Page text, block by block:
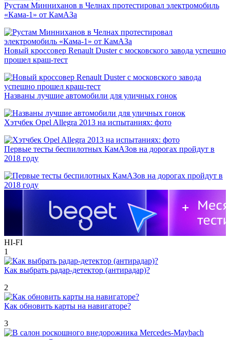
Рустам Минниханов в Челнах протестировал электромобиль
«Кама-1» от КамАЗа
Новый кроссовер Renault Duster с московского завода успешно
прошел краш-тест
Названы лучшие автомобили для уличных гонок
Хэтчбек Opel Allegra 2013 на испытаниях: фото
Первые тесты беспилотных КамАЗов на дорогах пройдут в
2018 году
HI-FI
1
Как выбрать радар-детектор (антирадар)?
2
Как обновить карты на навигаторе?
3